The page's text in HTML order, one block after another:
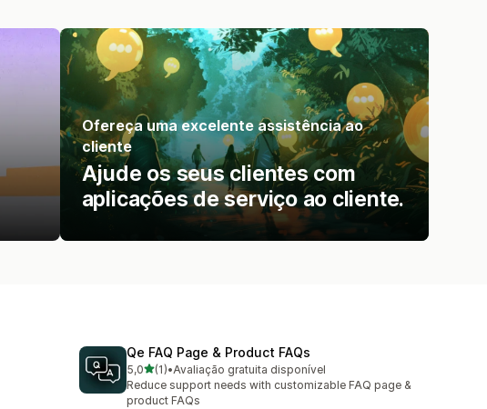
Ofereça uma excelente assistência ao
cliente
Ajude os seus clientes com
aplicações de serviço ao cliente.
Qe FAQ Page & Product FAQs
5,0de 5 estrelas
(1)
1 total de avaliações
•Avaliação gratuita disponível
Reduce support needs with customizable FAQ page &
product FAQs